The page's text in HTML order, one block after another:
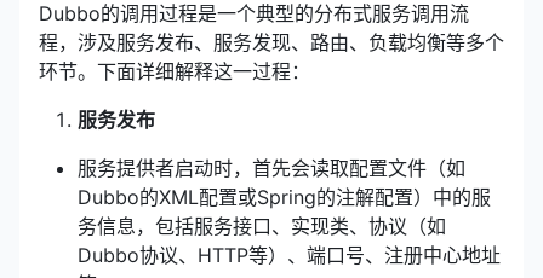
Dubbo的调用过程是一个典型的分布式服务调用流
程，涉及服务发布、服务发现、路由、负载均衡等多个
环节。下面详细解释这一过程：
服务发布
服务提供者启动时，首先会读取配置文件（如
Dubbo的XML配置或Spring的注解配置）中的服
务信息，包括服务接口、实现类、协议（如
Dubbo协议、HTTP等）、端口号、注册中心地址